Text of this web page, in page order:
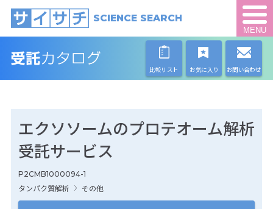
SCIENCE SEARCH
MENU
比較リスト お気に入り お問い合わせ
エクソソームのプロテオーム解析
受託サービス
P2CMB1000094-1
タンパク質解析
その他